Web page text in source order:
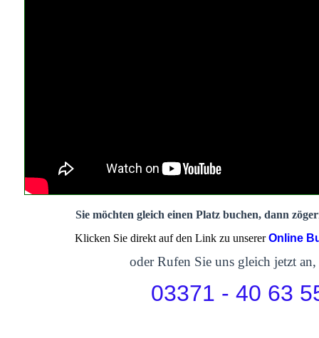
Sie möchten gleich einen Platz buchen, dann
Klicken Sie direkt auf den Link zu unsererOnline
oder Rufen Sie uns gleich jetzt an,
03371 - 40 63